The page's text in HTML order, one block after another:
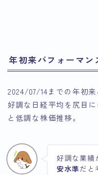
年初来パフォーマン
2024/07/14までの年初
好調な日経平均を尻目
と低調な株価推移。
好調な業績
安水準だと